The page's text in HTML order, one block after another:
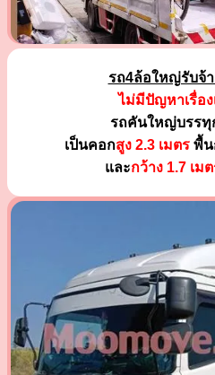
รถ4ล้อใหญ่รับจ้า
ไม่มีปัญหาเรื่อง
รถคันใหญ่บรรทุ
เป็นคอกสูง 2.3 เมตรพื้น
และกว้าง 1.7 เม